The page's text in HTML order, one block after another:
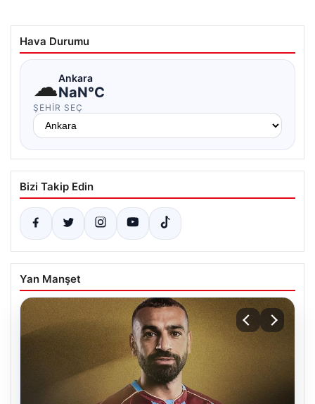
Hava Durumu
☁Ankara
NaN°C
ŞEHIR SEÇ
Bizi Takip Edin
Yan Manşet